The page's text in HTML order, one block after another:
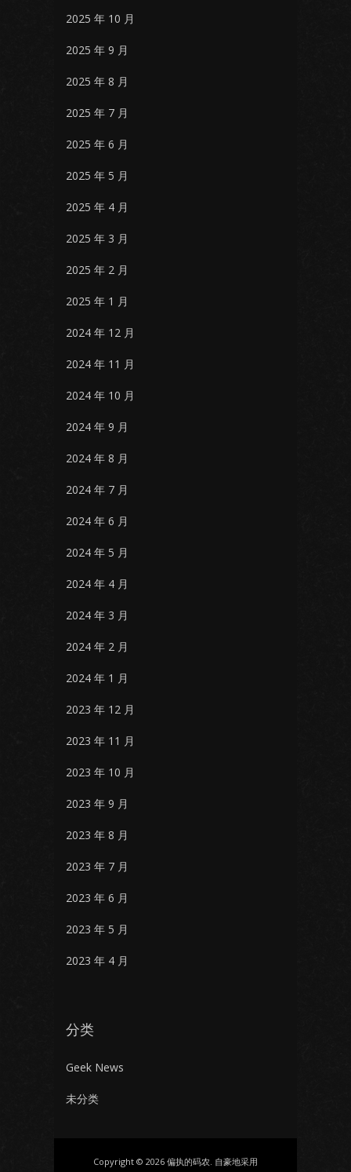
2025 年 10 月
2025 年 9 月
2025 年 8 月
2025 年 7 月
2025 年 6 月
2025 年 5 月
2025 年 4 月
2025 年 3 月
2025 年 2 月
2025 年 1 月
2024 年 12 月
2024 年 11 月
2024 年 10 月
2024 年 9 月
2024 年 8 月
2024 年 7 月
2024 年 6 月
2024 年 5 月
2024 年 4 月
2024 年 3 月
2024 年 2 月
2024 年 1 月
2023 年 12 月
2023 年 11 月
2023 年 10 月
2023 年 9 月
2023 年 8 月
2023 年 7 月
2023 年 6 月
2023 年 5 月
2023 年 4 月
分类
Geek News
未分类
Copyright © 2026 偏执的码农. 自豪地采用